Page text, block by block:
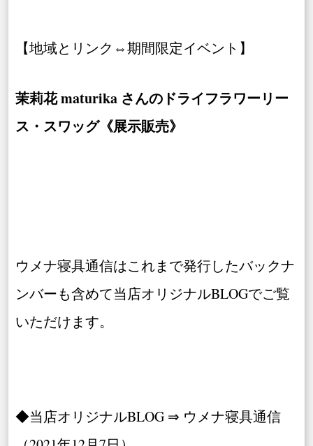
【地域とリンク⇔期間限定イベント】
茉莉花 maturika さんのドライフラワーリー
ス・スワッグ《展示販売》
ウメナ寝具通信はこれまで発行したバックナ
ンバーも含めて当店オリジナルBLOGでご覧
いただけます。
◆当店オリジナルBLOG ⇒ ウメナ寝具通信